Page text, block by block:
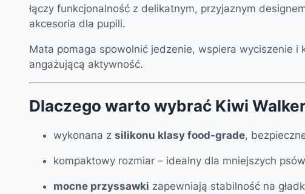
łączy funkcjonalność z delikatnym, przyjaznym
akcesoria dla pupili.
Mata pomaga spowolnić jedzenie, wspiera wyciszenie
angażującą aktywność.
Dlaczego warto wybrać Kiwi
wykonana z silikonu klasy food-grade,
kompaktowy rozmiar – idealny dla mniejszych
mocne przyssawki zapewniają stabilność na